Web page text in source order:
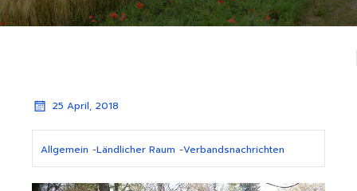
25 April, 2018
Allgemein -Ländlicher Raum -Verbandsnachrichten